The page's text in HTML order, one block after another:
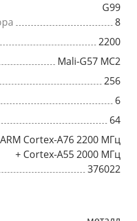
G99
8
2200
Mali-G57 MC2
256
6
64
ARM Cortex-A76 2200 МГц
+ Cortex-A55 2000 МГц
376022